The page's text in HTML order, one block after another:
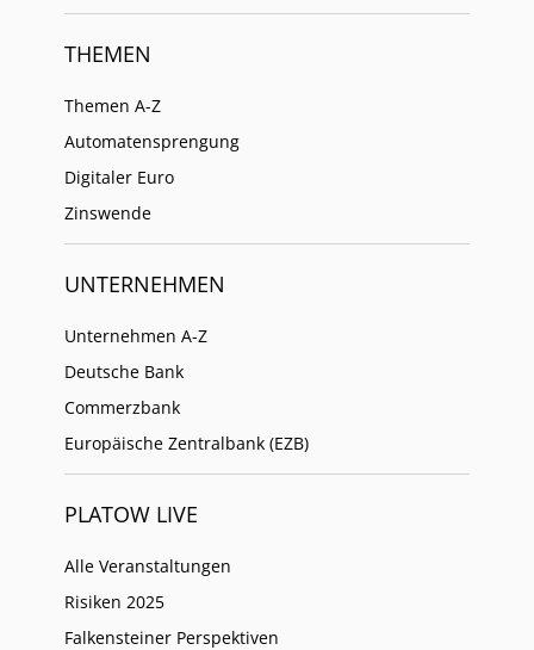
THEMEN
Themen A-Z
Automatensprengung
Digitaler Euro
Zinswende
UNTERNEHMEN
Unternehmen A-Z
Deutsche Bank
Commerzbank
Europäische Zentralbank (EZB)
PLATOW LIVE
Alle Veranstaltungen
Risiken 2025
Falkensteiner Perspektiven